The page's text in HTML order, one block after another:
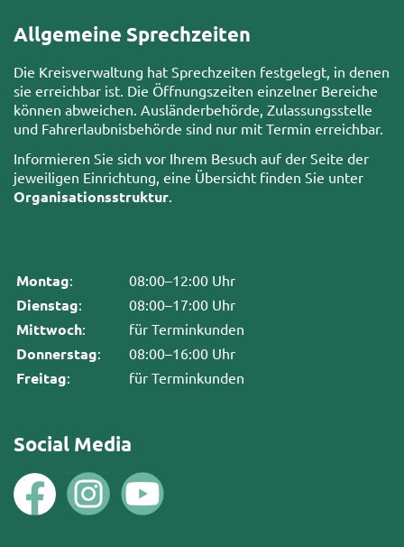
Allgemeine Sprechzeiten
Die Kreisverwaltung hat Sprechzeiten festgelegt, in denen
sie erreichbar ist. Die Öffnungszeiten einzelner Bereiche
können abweichen. Ausländerbehörde, Zulassungsstelle
und Fahrerlaubnisbehörde sind nur mit Termin erreichbar.
Informieren Sie sich vor Ihrem Besuch auf der Seite der
jeweiligen Einrichtung, eine Übersicht finden Sie unter
Organisationsstruktur
Montag: 08:00–12:00 Uhr
Dienstag: 08:00–17:00 Uhr
Mittwoch: für Terminkunden
Donnerstag: 08:00–16:00 Uhr
Freitag: für Terminkunden
Social Media